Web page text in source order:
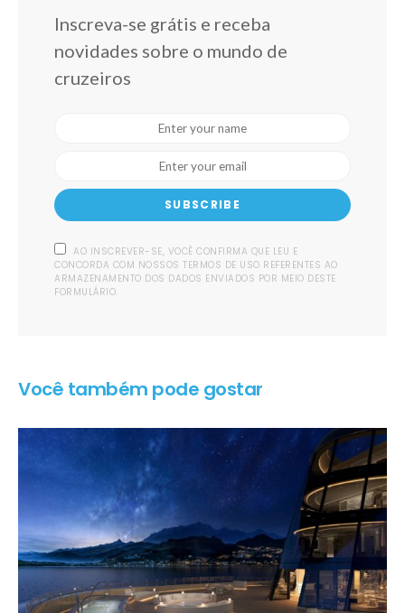
Inscreva-se grátis e receba
novidades sobre o mundo de
cruzeiros
SUBSCRIBE
AO INSCREVER-SE, VOCÊ CONFIRMA QUE LEU E
CONCORDA COM NOSSOS TERMOS DE USO REFERENTES AO
ARMAZENAMENTO DOS DADOS ENVIADOS POR MEIO DESTE
FORMULÁRIO.
Você também pode gostar